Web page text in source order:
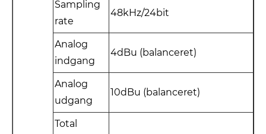
Sampling
rate
48kHz/24bit
Analog
indgang
4dBu (balanceret)
Analog
udgang
10dBu (balanceret)
Total